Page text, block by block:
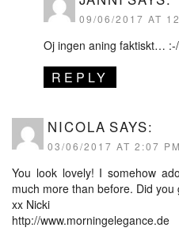
09/06/2017 AT
Oj ingen aning faktiskt…
REPLY
NICOLA SAYS:
03/06/2017 AT 2:07 PM
You look lovely! I somehow
much more than before. Did
xx Nicki
http://www.morningelegance.de